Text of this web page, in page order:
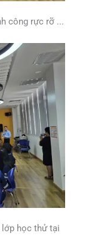
công rực rỡ ...
lớp học thử tại